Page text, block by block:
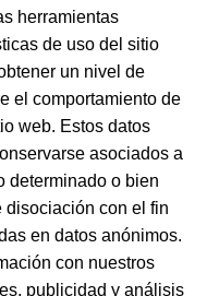
lomo ancho negro
Madrid, 14
(Madrid)
herramientas
de uso del sitio
un nivel de
el comportamiento de
web. Estos datos
asociados a
determinado o bien
disociación con el fin
en datos anónimos.
con nuestros
publicidad y análisis